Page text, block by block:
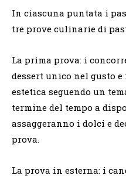
In ciascuna puntata i
tre prove culinarie di
La prima prova: i
dessert unico nel gusto
estetica seguendo un
termine del tempo a
assaggeranno i dolci e
prova.
La prova in esterna: i